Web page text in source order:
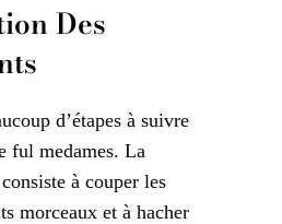
Des
d’étapes à suivre
ful medames. La
à couper les
morceaux et à hacher